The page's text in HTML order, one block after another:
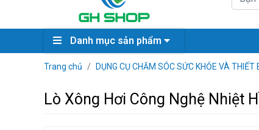
Danh mục sản phẩm
Trang chủ DỤNG CỤ CHĂM SÓC SỨC KHỎE VÀ THIẾT
Lò Xông Hơi Công Nghệ Nhiệt